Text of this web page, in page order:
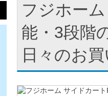
フジホー
能・3段階
日々のお